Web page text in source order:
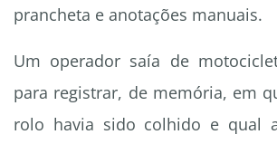
prancheta e anotações manuais.
Um operador saía de
para registrar, de memória, em
rolo havia sido colhido e qual